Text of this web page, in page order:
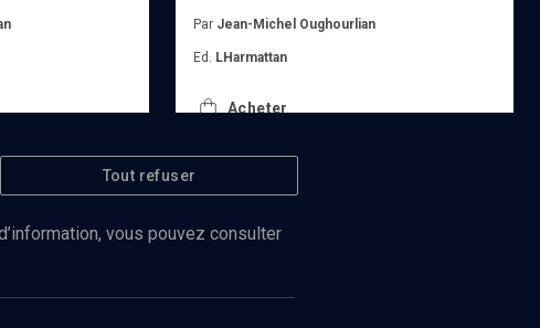
Par Jean-Michel Oughourlian
Ed. LHarmattan
Acheter
Tout refuser
vous pouvez consulter